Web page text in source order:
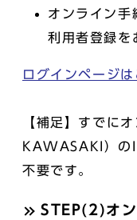
オンライン
利用者登録を
ログインページは
【補足】すでに
KAWASAKI）の
不要です。
STEP(2)オ